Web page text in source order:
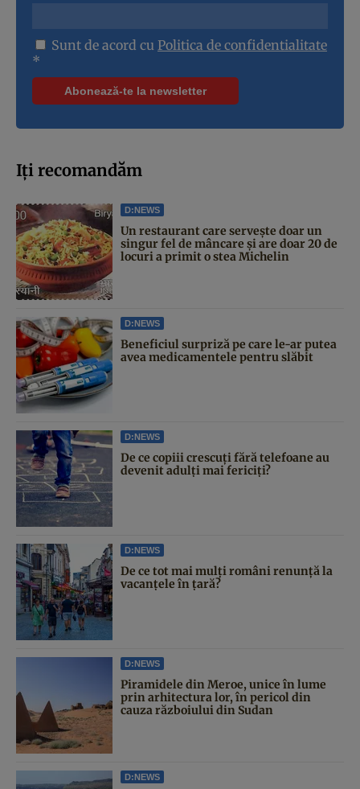
Sunt de acord cu Politica de confidentialitate
*
Iți recomandăm
D:NEWS
Un restaurant care servește doar un
singur fel de mâncare și are doar 20 de
locuri a primit o stea Michelin
D:NEWS
Beneficiul surpriză pe care le-ar putea
avea medicamentele pentru slăbit
D:NEWS
De ce copiii crescuți fără telefoane au
devenit adulți mai fericiți?
D:NEWS
De ce tot mai mulți români renunță la
vacanțele în țară?
D:NEWS
Piramidele din Meroe, unice în lume
prin arhitectura lor, în pericol din
cauza războiului din Sudan
D:NEWS